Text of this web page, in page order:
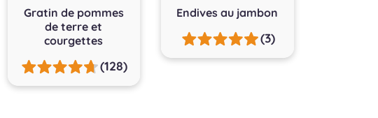
Gratin de pommes
de terre et
courgettes
(128)
Endives au jambon
(3)